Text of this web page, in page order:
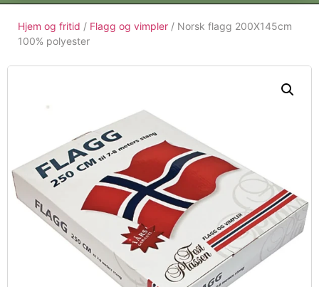
Hjem og fritid / Flagg og vimpler / Norsk flagg 200X145cm
100% polyester